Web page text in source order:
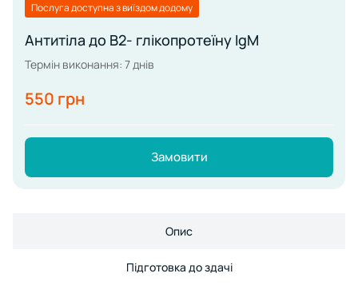
Послуга доступна з виїздом додому
Антитіла до B2- глікопротеїну IgM
Термін виконання: 7 днів
550 грн
Замовити
Опис
Підготовка до здачі